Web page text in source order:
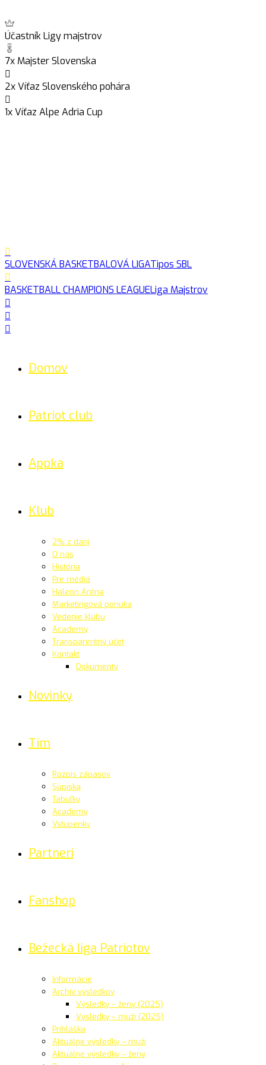
Účastník Ligy majstrov
7x Majster Slovenska
2x Víťaz Slovenského pohára
1x Víťaz Alpe Adria Cup
SLOVENSKÁ BASKETBALOVÁ LIGATipos SBL
BASKETBALL CHAMPIONS LEAGUELiga Majstrov
Domov
Patriot club
Appka
Klub
2% z daní
O nás
História
Pre médiá
Haleon Aréna
Marketingová ponuka
Vedenie klubu
Academy
Transparentný účet
Kontakt
Dokumenty
Novinky
Tím
Rozpis zápasov
Súpiska
Tabuľky
Academy
Vstupenky
Partneri
Fanshop
Bežecká liga Patriotov
Informácie
Archív výsledkov
Výsledky – ženy (2025)
Výsledky – muži (2025)
Prihláška
Aktuálne výsledky – muži
Aktuálne výsledky – ženy